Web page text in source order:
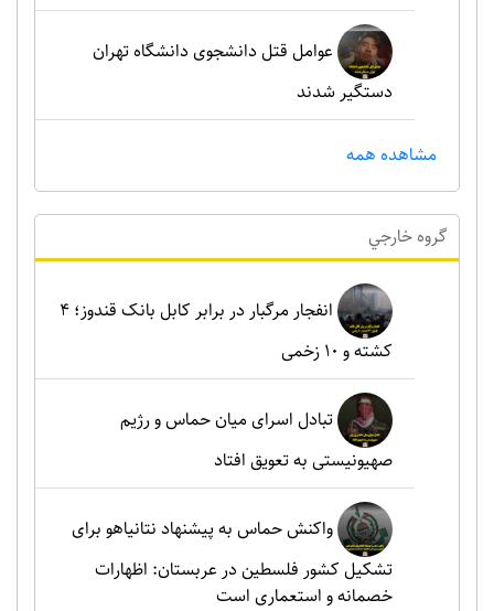
عوامل قتل دانشجوی دانشگاه تهران
دستگیر شدند
مشاهده همه
گروه خارجي
انفجار مرگبار در برابر کابل بانک قندوز؛ ۴
کشته و ۱۰ زخمی
تبادل اسرای میان حماس و رژیم
صهیونیستی به تعویق افتاد
واکنش حماس به پیشنهاد نتانیاهو برای
تشکیل کشور فلسطین در عربستان: اظهارات
خصمانه و استعماری است